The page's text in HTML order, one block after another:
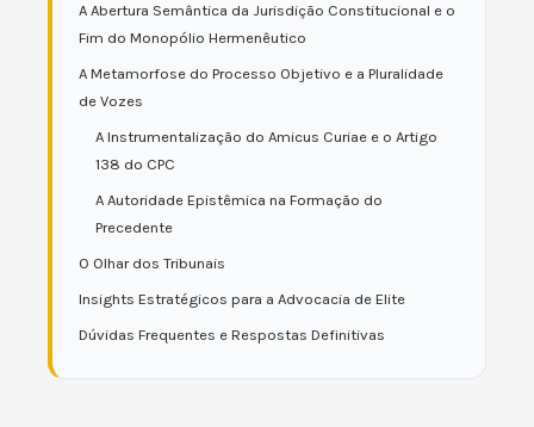
A Abertura Semântica da Jurisdição Constitucional e o
Fim do Monopólio Hermenêutico
A Metamorfose do Processo Objetivo e a Pluralidade
de Vozes
A Instrumentalização do Amicus Curiae e o Artigo
138 do CPC
A Autoridade Epistêmica na Formação do
Precedente
O Olhar dos Tribunais
Insights Estratégicos para a Advocacia de Elite
Dúvidas Frequentes e Respostas Definitivas